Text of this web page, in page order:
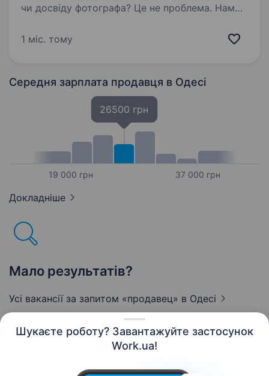
Шукаєте роботу? Завантажуйте застосунок
Work.ua!
чи досвіду фотографа? Це не проблема. Нам
з людьми; не боялися проявляти ініціативу;
1 міс. тому
Середня зарплата продавця в Одесі
19 000 грн
26500 грн
37 000 грн
Докладніше
Мало результатів?
Усі вакансії за запитом «продавец» в Одесі